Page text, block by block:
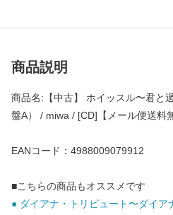
商品説明
商品名:【中古】 ホイッスル〜君と
盤A） / miwa / [CD]【メール便送料
EANコード：4988009079912
■こちらの商品もオススメです
● ダイアナ・トリビュート〜ダイ